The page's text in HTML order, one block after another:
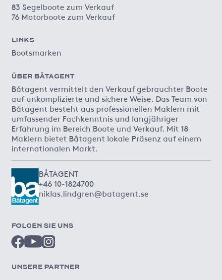
83 Segelboote zum Verkauf
76 Motorboote zum Verkauf
LINKS
Bootsmarken
ÜBER BÅTAGENT
Båtagent vermittelt den Verkauf gebrauchter Boote
auf unkomplizierte und sichere Weise. Das Team von
Båtagent besteht aus professionellen Maklern mit
umfassender Fachkenntnis und langjähriger
Erfahrung im Bereich Boote und Verkauf. Mit 18
Maklern bietet Båtagent lokale Präsenz auf einem
internationalen Markt.
BÅTAGENT
+46 10-1824700
niklas.lindgren@batagent.se
FOLGEN SIE UNS
UNSERE PARTNER